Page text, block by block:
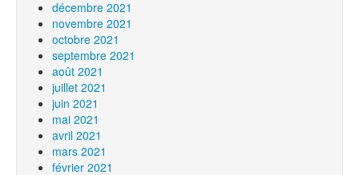
décembre 2021
novembre 2021
octobre 2021
septembre 2021
août 2021
juillet 2021
juin 2021
mai 2021
avril 2021
mars 2021
février 2021